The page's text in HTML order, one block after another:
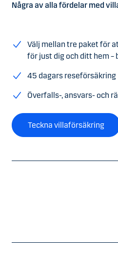
Några av alla fördelar med
Välj mellan tre paket för
för just dig och ditt hem –
45 dagars reseförsäkring
Överfalls-, ansvars- och
Teckna villaförsäkring